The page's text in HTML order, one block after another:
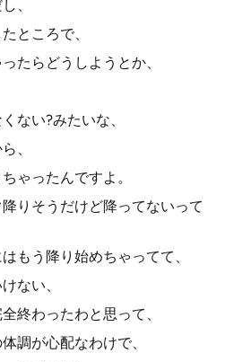
、
ところで、
たらどうしようとか、
ない?みたいな、
、
ゃったんですよ。
りそうだけど降ってないって
もう降り始めちゃってて、
ない、
終わったわと思って、
調が心配なわけで、